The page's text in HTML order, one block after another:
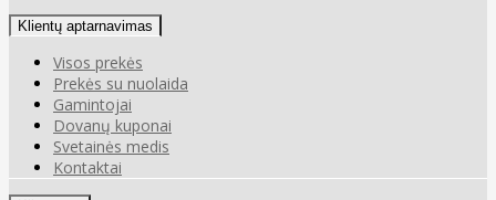
Klientų aptarnavimas
Visos prekės
Prekės su nuolaida
Gamintojai
Dovanų kuponai
Svetainės medis
Kontaktai